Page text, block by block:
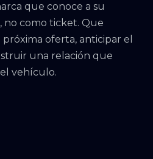
que conoce a su
no como ticket. Que
oferta, anticipar el
una relación que
vehículo.